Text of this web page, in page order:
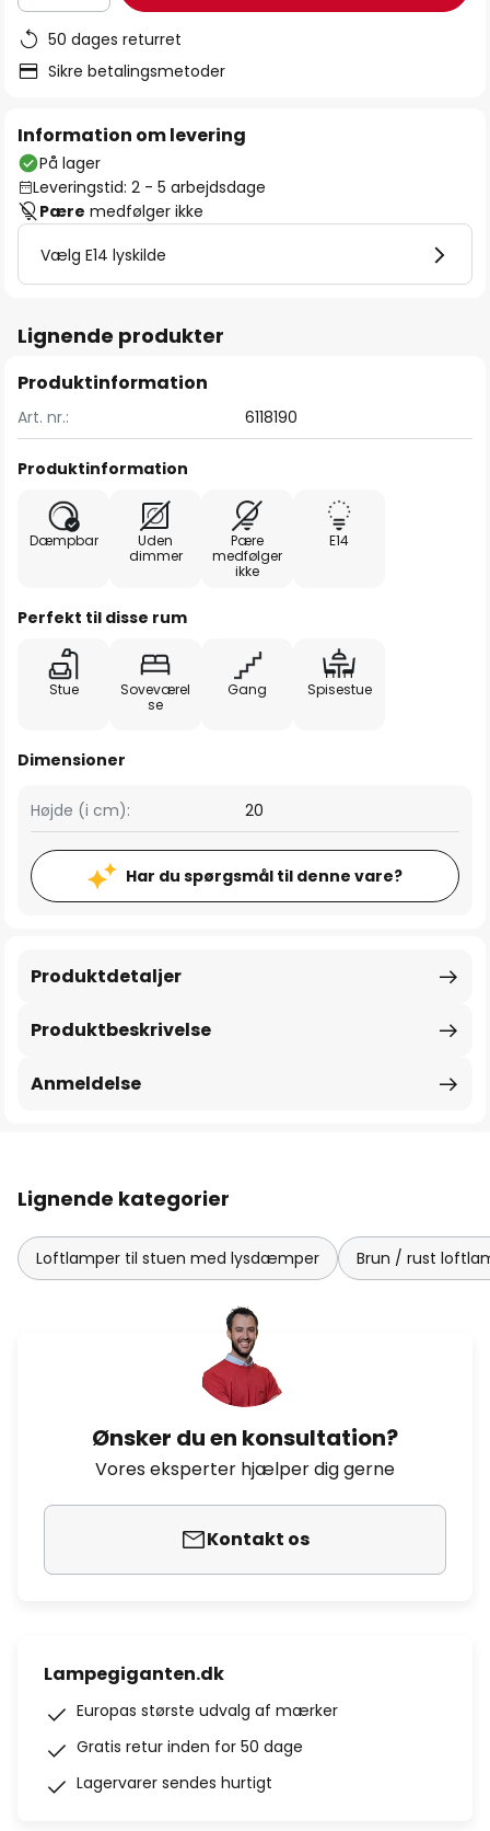
50 dages returret
Sikre betalingsmetoder
Information om levering
På lager
Leveringstid: 2 - 5 arbejdsdage
Pære medfølger ikke
Vælg E14 lyskilde
Lignende produkter
Produktinformation
Art. nr.: 6118190
Produktinformation
Dæmpbar
Uden
dimmer
Pære
medfølger
ikke
E14
Perfekt til disse rum
Stue
Soveværel
se
Gang Spisestue
Dimensioner
Højde (i cm): 20
Har du spørgsmål til denne vare?
Produktbeskrivelse
Produktdetaljer
Anmeldelse
Lignende kategorier
Loftlamper til stuen med lysdæmper Brun / rust
Ønsker du en konsultation?
Vores eksperter hjælper dig gerne
Kontakt os
Lampegiganten.dk
Europas største udvalg af mærker
Gratis retur inden for 50 dage
Lagervarer sendes hurtigt